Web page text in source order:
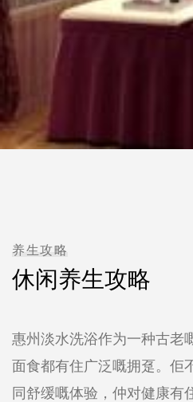
养生攻略
休闲养生攻略
惠州淡水洗浴作为一种古老
面食都有住广泛嘅拥趸。佢
同舒缓嘅体验，仲对健康有